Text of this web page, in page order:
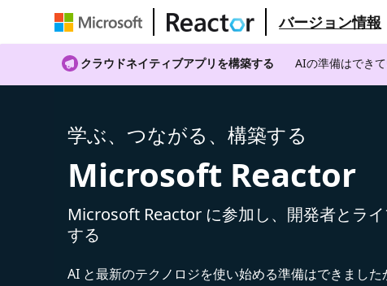
バージョン情報
クラウドネイティブアプリを構築する AIの準備はでき
学ぶ、つながる、構築する
Microsoft Reactor
Microsoft Reactor に参加し、開発者とラ
する
AI と最新のテクノロジを使い始める準備はできました